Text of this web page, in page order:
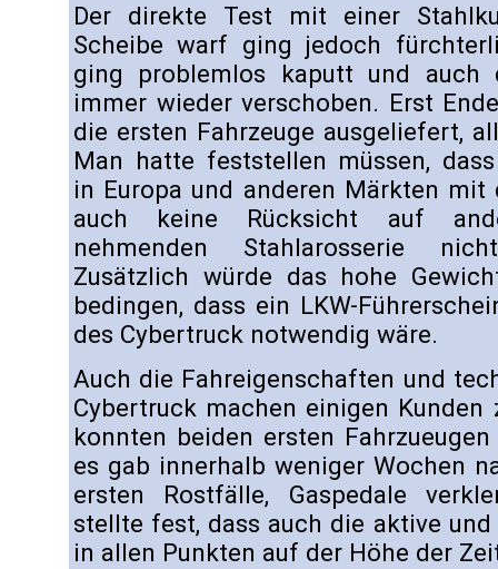
Der direkte Test mit einer
Scheibe warf ging jedoch
ging problemlos kaputt und auch
immer wieder verschoben. Erst
die ersten Fahrzeuge ausgeliefert,
Man hatte feststellen müssen,
in Europa und anderen Märkten
auch keine Rücksicht auf
nehmenden Stahlarosserie
Zusätzlich würde das hohe
bedingen, dass ein LKW-
des Cybertruck notwendig wäre.
Auch die Fahreigenschaften und
Cybertruck machen einigen Kunden
konnten beiden ersten
es gab innerhalb weniger Wochen
ersten Rostfälle, Gaspedale
stellte fest, dass auch die aktive
in allen Punkten auf der Höhe der